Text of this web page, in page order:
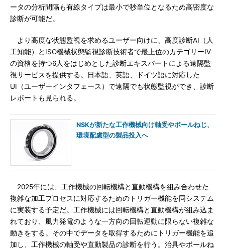
ータの分析間隔も有線タイプは最小で秒単位となるため高密度な
診断が可能だ。
より高度な状態監視を求めるユーザー向けに、高度診断AI（人
工知能）とISO機械状態監視診断技術者で最上位のカテゴリーIV
の資格を持つ6人をはじめとした診断エキスパートによる遠隔監
視サービスを提供する。日本語、英語、ドイツ語に対応した
UI（ユーザーインタフェース）で遠隔でも状態監視ができ、診断
レポートも見られる。
NSKが新たな工作機械向け軸受やボールねじ、
環境配慮型の製品投入へ
2025年には、工作機械の回転機構と直動機構を組み合わせた
複雑な加工プロセスに対応するためのトリガー機能を同システム
に実装する予定だ。工作機械には回転機構と直動機構が組み込ま
れており、風力発電のような一方向の回転運動に限らない複雑な
動きをする。その中でデータを取得するためにトリガー機能を追
加し、工作機械の軸受や直動製品の診断を行う。治具やボールね